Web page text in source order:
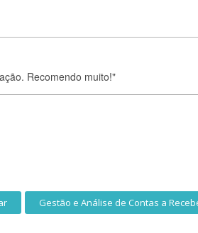
Recomendo muito!"
Gestão e Análise de Contas a